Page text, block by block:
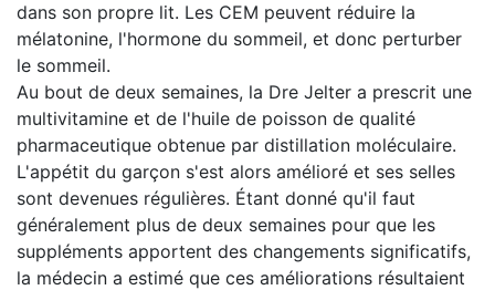
dans son propre lit. Les CEM peuvent réduire la
mélatonine, l'hormone du sommeil, et donc perturber
le sommeil.
Au bout de deux semaines, la Dre Jelter a prescrit une
multivitamine et de l'huile de poisson de qualité
pharmaceutique obtenue par distillation moléculaire.
L'appétit du garçon s'est alors amélioré et ses selles
sont devenues régulières. Étant donné qu'il faut
généralement plus de deux semaines pour que les
suppléments apportent des changements significatifs,
la médecin a estimé que ces améliorations résultaient